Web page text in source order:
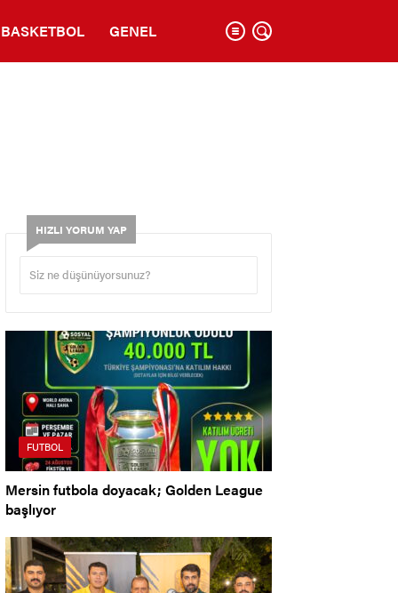
BASKETBOL GENEL
HIZLI YORUM YAP
FUTBOL
Mersin futbola doyacak; Golden League
başlıyor